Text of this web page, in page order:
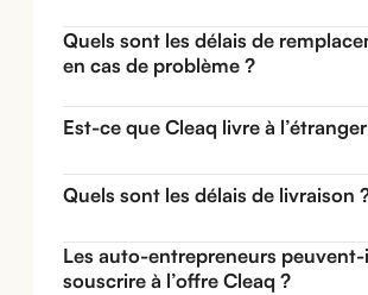
Quels sont les délais de
en cas de problème ?
Est-ce que Cleaq livre à
Quels sont les délais de livraison
Les auto-entrepreneurs peuvent-
souscrire à l’offre Cleaq ?